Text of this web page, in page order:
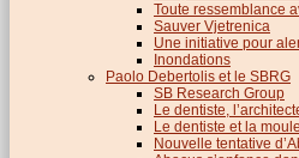
Toute ressemblance
Sauver Vjetrenica
Une initiative pour
Inondations
Paolo Debertolis et le SBRG
SB Research Group
Le dentiste,
Le dentiste et la
Nouvelle tentative